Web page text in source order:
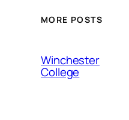
MORE POSTS
Winchester
College